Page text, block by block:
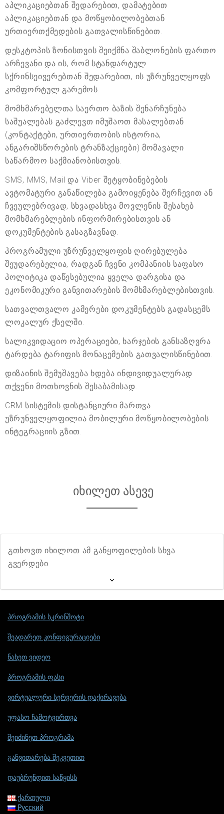
აპლიკაციებთან შედარებით, დამატებით
აპლიკაციებთან და მოწყობილობებთან
ურთიერთქმედების გათვალისწინებით.
დესკტოპის ზონისთვის შეიქმნა შაბლონების ფართო
არჩევანი და ის, რომ სტანდარტულ
სქრინსეივერებთან შედარებით, ის უზრუნველყოფს
კომფორტულ გარემოს.
მომხმარებელთა საერთო ბაზის შენარჩუნება
საშუალებას გაძლევთ იმუშაოთ მასალებთან
(კონტაქტები, ურთიერთობის ისტორია,
ანგარიშსწორების ტრანზაქციები) მომავალი
საწარმოო საქმიანობისთვის.
SMS, MMS, Mail და Viber შეტყობინებების
ავტომატური განაწილება გამოიყენება შერჩევით ან
ჩვეულებრივად, სხვადასხვა მოვლენის შესახებ
მომხმარებლების ინფორმირებისთვის ან
დოკუმენტების გასაგზავნად.
პროგრამული უზრუნველყოფის ღირებულება
შეუდარებელია, რადგან ჩვენი კომპანიის საფასო
პოლიტიკა დაწესებულია ყველა დარგისა და
ეკონომიკური განვითარების მომხმარებლებისთვის.
სათვალთვალო კამერები დოკუმენტებს გადასცემს
ლოკალურ ქსელში.
სალიკვიდაციო ოპერაციები, ხარჯების განსაზღვრა
ტარდება ტარიფის მონაცემების გათვალისწინებით.
დიზაინის შემუშავება ხდება ინდივიდუალურად
თქვენი მოთხოვნის შესაბამისად.
CRM სისტემის დისტანციური მართვა
უზრუნველყოფილია მობილური მოწყობილობების
ინტეგრაციის გზით.
იხილეთ ასევე
გთხოვთ იხილოთ ამ განყოფილების სხვა
გვერდები.
პროგრამის სკრინშოტი
შეადარეთ კონფიგურაციები
ნახეთ ვიდეო
პროგრამის ფასი
ვირტუალური სერვერის დაქირავება
უფასო ჩამოტვირთვა
შეიძინეთ პროგრამა
განვითარება შეკვეთით
დაუბრუნდით საწყისს
ქართული
Русский